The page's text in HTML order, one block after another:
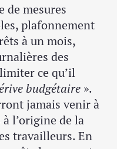
de mesures
plafonnement
à un mois,
des
ce qu’il
budgétaire ».
jamais venir à
l’origine de la
travailleurs. En